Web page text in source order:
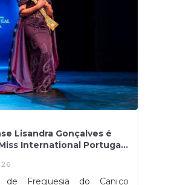
Lisandra Gonçalves é
International Portugal
Freguesia do Caniço